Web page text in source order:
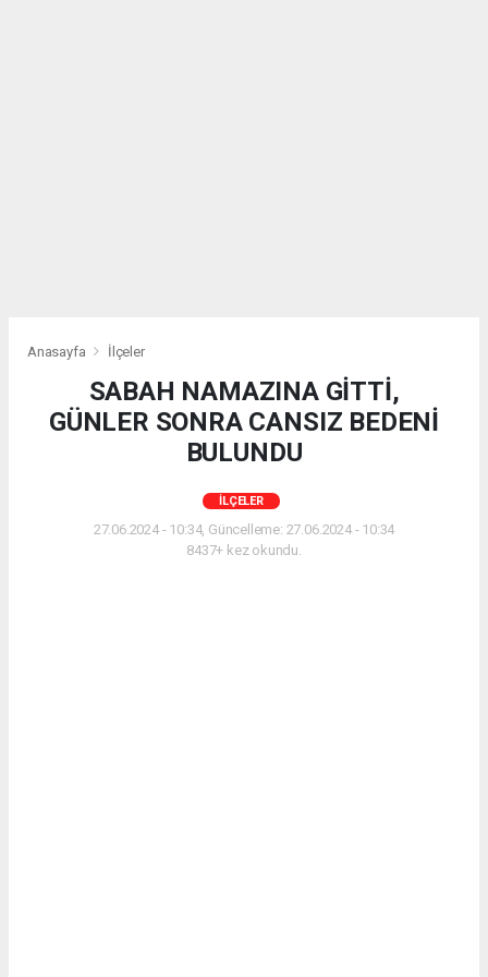
Anasayfa İlçeler
SABAH NAMAZINA GİTTİ,
GÜNLER SONRA CANSIZ BEDENİ
BULUNDU
İLÇELER
27.06.2024 - 10:34, Güncelleme: 27.06.2024 - 10:34
8437+ kez okundu.